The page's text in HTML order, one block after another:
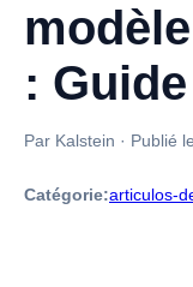
:
Par Kalstein · Publié
Catégorie:articulos-